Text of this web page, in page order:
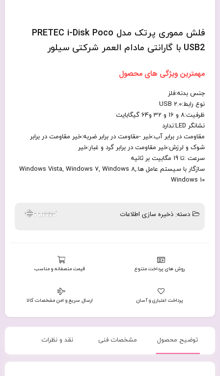
فلش مموری پرتک مدل PRETEC i-Disk Poco
USB2 با گارانتی مادام العمر شرکتی سیلور
مهمترین ویژگی های محصول
جنس بدنه:فلز
نوع رابط:USB 2.0
ظرفیت:8 و 16 و 32 و64 گیگابایت
نشانگر LED:ندارد
مقاومت در برابر آب:خیر -مقاومت در برابر ضربه:خیر مقاومت در برابر
شوک و لرزش:خیر مقاومت در برابر گرد و غبار:خیر
سرعت :تا 19 مگابیت بر ثانیه
سازگار با سیستم عامل ها:Windows Vista, Windows 7, Windows 8,
Windows 10
دسته: ذخیره سازی اطلاعات
روش های پرداخت متنوع قیمت منصفانه و مناسب
پرداخت اعتباری و آسان ارسال سریع و امن مشخصات کالا
توضیح محصول مشخصات فنی نقد و نظرات